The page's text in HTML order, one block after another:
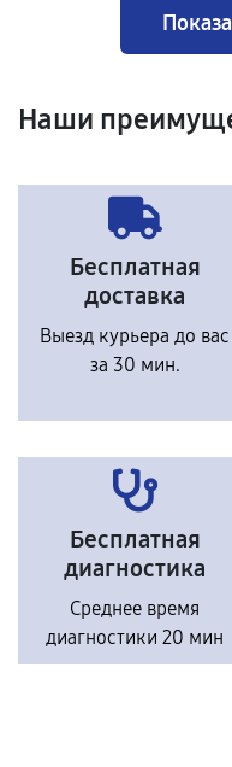
Наши
Бесплатная
доставка
Выезд курьера до вас
за 30 мин.
Бесплатная
диагностика
Среднее время
диагностики 20 мин